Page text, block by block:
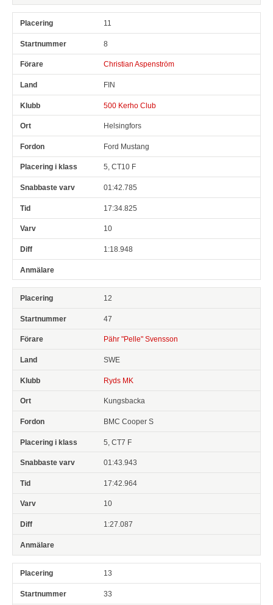
11
8
Christian Aspenström
FIN
500 Kerho Club
Helsingfors
Ford Mustang
5, CT10 F
01:42.785
17:34.825
10
1:18.948
12
47
Pähr "Pelle" Svensson
SWE
Ryds MK
Kungsbacka
BMC Cooper S
5, CT7 F
01:43.943
17:42.964
10
1:27.087
13
33